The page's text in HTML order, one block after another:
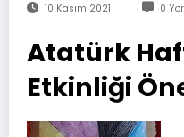
10 Kasım 2021 0
Atatürk
Etkinliği